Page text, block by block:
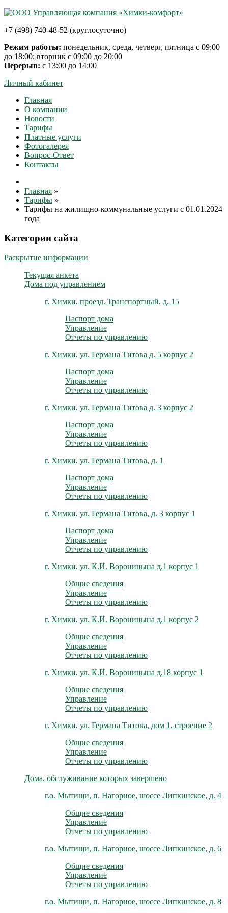
+7 (498) 740-48-52 (круглосуточно)
Режим работы: понедельник, среда, четверг, пятница с 09:00
до 18:00; вторник с 09:00 до 20:00
Перерыв: с 13:00 до 14:00
Личный кабинет
Главная
О компании
Новости
Тарифы
Платные услуги
Фотогалерея
Вопрос-Ответ
Контакты
Главная »
Тарифы »
Тарифы на жилищно-коммунальные услуги с 01.01.2024
года
Категории сайта
Раскрытие информации
Текущая анкета
Дома под управлением
г. Химки, проезд. Транспортный, д. 15
Паспорт дома
Управление
Отчеты по управлению
г. Химки, ул. Германа Титова д. 5 корпус 2
Паспорт дома
Управление
Отчеты по управлению
г. Химки, ул. Германа Титова д. 3 корпус 2
Паспорт дома
Управление
Отчеты по управлению
г. Химки, ул. Германа Титова, д. 1
Паспорт дома
Управление
Отчеты по управлению
г. Химки, ул. Германа Титова, д. 3 корпус 1
Паспорт дома
Управление
Отчеты по управлению
г. Химки, ул. К.И. Вороницына д.1 корпус 1
Общие сведения
Управление
Отчеты по управлению
г. Химки, ул. К.И. Вороницына д.1 корпус 2
Общие сведения
Управление
Отчеты по управлению
г. Химки, ул. К.И. Вороницына д.18 корпус 1
Общие сведения
Управление
Отчеты по управлению
г. Химки, ул. Германа Титова, дом 1, строение 2
Общие сведения
Управление
Отчеты по управлению
Дома, обслуживание которых завершено
г.о. Мытищи, п. Нагорное, шоссе Липкинское, д. 4
Общие сведения
Управление
Отчеты по управлению
г.о. Мытищи, п. Нагорное, шоссе Липкинское, д. 6
Общие сведения
Управление
Отчеты по управлению
г.о. Мытищи, п. Нагорное, шоссе Липкинское, д. 8